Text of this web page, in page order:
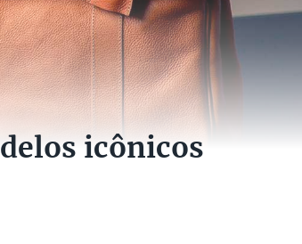
icônicos